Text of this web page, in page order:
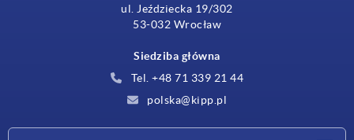
ul. Jeździecka 19/302
53-032 Wrocław
Siedziba główna
Tel. +48 71 339 21 44
polska@kipp.pl